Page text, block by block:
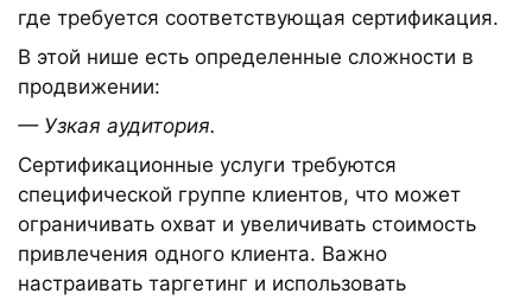
где требуется соответствующая сертификация.
В этой нише есть определенные сложности в
продвижении:
— Узкая аудитория.
Сертификационные услуги требуются
специфической группе клиентов, что может
ограничивать охват и увеличивать стоимость
привлечения одного клиента. Важно
настраивать таргетинг и использовать